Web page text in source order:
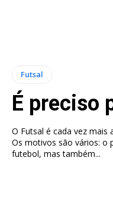
Futsal
É preciso
O Futsal é cada vez mais
Os motivos são vários: o
futebol, mas também...